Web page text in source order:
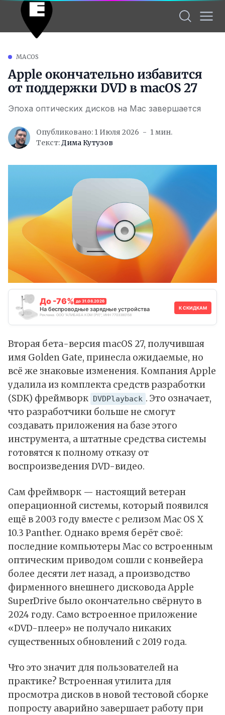
MACOS
Apple окончательно избавится
от поддержки DVD в macOS 27
Эпоха оптических дисков на Mac завершается
Опубликовано: 1 Июля 2026
1 мин.
Текст:Дима Кутузов
До -76% до 31.08.2026
На беспроводные зарядные устройства
Реклама. ООО "АЛИБАБА.КОМ (РУ)", ИНН 7703380158
К СКИДКАМ
Вторая бета-версия macOS 27, получившая
имя Golden Gate, принесла ожидаемые, но
всё же знаковые изменения. Компания Apple
удалила из комплекта средств разработки
(SDK) фреймворк DVDPlayback . Это означает,
что разработчики больше не смогут
создавать приложения на базе этого
инструмента, а штатные средства системы
готовятся к полному отказу от
воспроизведения DVD-видео.
Сам фреймворк — настоящий ветеран
операционной системы, который появился
ещё в 2003 году вместе с релизом Mac OS X
10.3 Panther. Однако время берёт своё:
последние компьютеры Mac со встроенным
оптическим приводом сошли с конвейера
более десяти лет назад, а производство
фирменного внешнего дисковода Apple
SuperDrive было окончательно свёрнуто в
2024 году. Само встроенное приложение
«DVD-плеер» не получало никаких
существенных обновлений с 2019 года.
Что это значит для пользователей на
практике? Встроенная утилита для
просмотра дисков в новой тестовой сборке
попросту аварийно завершает работу при